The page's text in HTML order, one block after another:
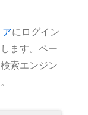
にログイン
ます。ペー
索エンジン